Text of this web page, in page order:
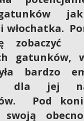
jak
włochatka.
zobaczyć
gatunków,
bardzo
dla jej
Pod
swoją